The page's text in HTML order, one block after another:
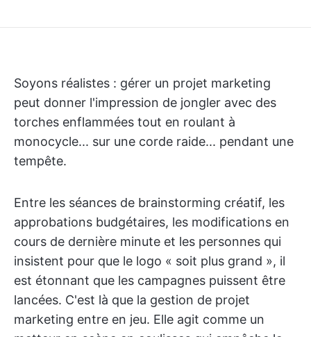
Soyons réalistes : gérer un projet marketing
peut donner l'impression de jongler avec des
torches enflammées tout en roulant à
monocycle... sur une corde raide... pendant une
tempête.
Entre les séances de brainstorming créatif, les
approbations budgétaires, les modifications en
cours de dernière minute et les personnes qui
insistent pour que le logo « soit plus grand », il
est étonnant que les campagnes puissent être
lancées. C'est là que la gestion de projet
marketing entre en jeu. Elle agit comme un